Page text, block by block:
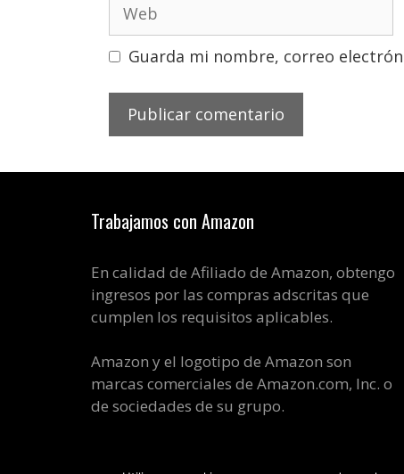
Guarda mi nombre, correo
Trabajamos con Amazon
En calidad de Afiliado de Amazon, obtengo
ingresos por las compras adscritas que
cumplen los requisitos aplicables.
Amazon y el logotipo de Amazon son
marcas comerciales de Amazon.com, Inc. o
de sociedades de su grupo.